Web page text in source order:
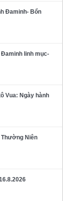
Đaminh- Bổn
linh mục-
Vua: Ngày hành
Thường Niên